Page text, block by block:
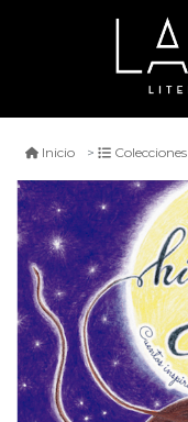
Inicio Colecciones